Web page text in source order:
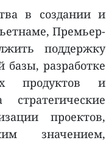
в создании и
Премьер-
поддержку
разработке
продуктов и
проектов,
значением,